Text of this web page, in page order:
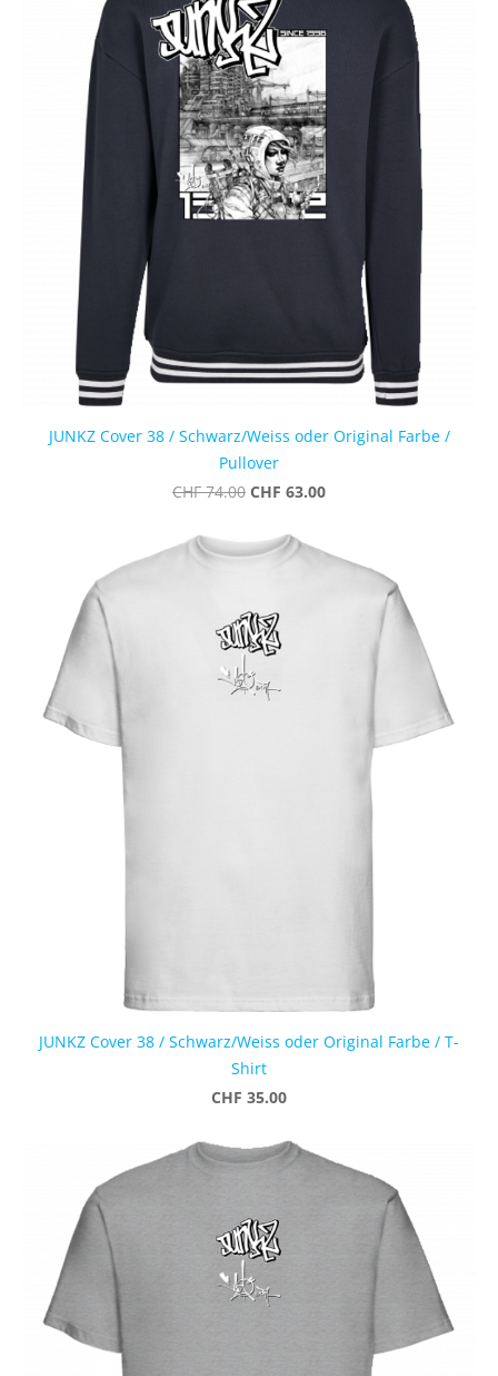
JUNKZ Cover 38 / Schwarz/Weiss oder Original Farbe /
Pullover
CHF 74.00 CHF 63.00
JUNKZ Cover 38 / Schwarz/Weiss oder Original Farbe / T-
Shirt
CHF 35.00